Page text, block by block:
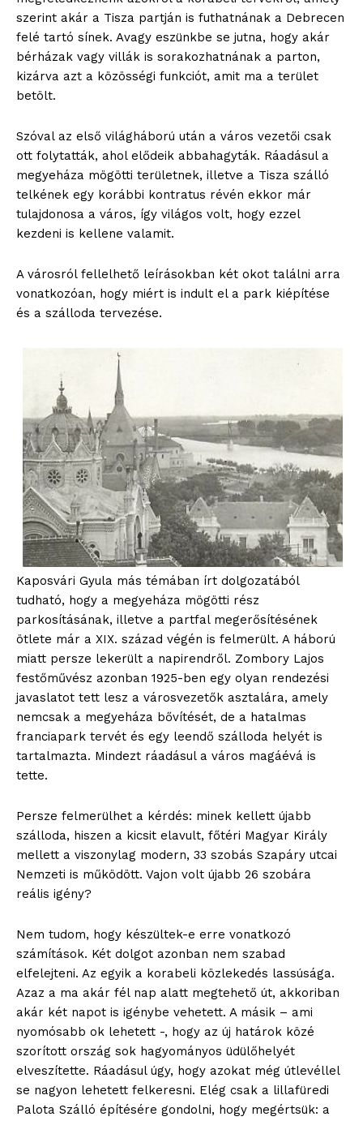
szerint akár a Tisza partján is futhatnának a Debrecen
felé tartó sínek. Avagy eszünkbe se jutna, hogy akár
bérházak vagy villák is sorakozhatnának a parton,
kizárva azt a közösségi funkciót, amit ma a terület
betölt.
Szóval az első világháború után a város vezetői csak
ott folytatták, ahol elődeik abbahagyták. Ráadásul a
megyeháza mögötti területnek, illetve a Tisza szálló
telkének egy korábbi kontratus révén ekkor már
tulajdonosa a város, így világos volt, hogy ezzel
kezdeni is kellene valamit.
A városról fellelhető leírásokban két okot találni arra
vonatkozóan, hogy miért is indult el a park kiépítése
és a szálloda tervezése.
Kaposvári Gyula más témában írt dolgozatából
tudható, hogy a megyeháza mögötti rész
parkosításának, illetve a partfal megerősítésének
ötlete már a XIX. század végén is felmerült. A háború
miatt persze lekerült a napirendről. Zombory Lajos
festőművész azonban 1925-ben egy olyan rendezési
javaslatot tett lesz a városvezetők asztalára, amely
nemcsak a megyeháza bővítését, de a hatalmas
franciapark tervét és egy leendő szálloda helyét is
tartalmazta. Mindezt ráadásul a város magáévá is
tette.
Persze felmerülhet a kérdés: minek kellett újabb
szálloda, hiszen a kicsit elavult, főtéri Magyar Király
mellett a viszonylag modern, 33 szobás Szapáry utcai
Nemzeti is működött. Vajon volt újabb 26 szobára
reális igény?
Nem tudom, hogy készültek-e erre vonatkozó
számítások. Két dolgot azonban nem szabad
elfelejteni. Az egyik a korabeli közlekedés lassúsága.
Azaz a ma akár fél nap alatt megtehető út, akkoriban
akár két napot is igénybe vehetett. A másik – ami
nyomósabb ok lehetett -, hogy az új határok közé
szorított ország sok hagyományos üdülőhelyét
elveszítette. Ráadásul úgy, hogy azokat még útlevéllel
se nagyon lehetett felkeresni. Elég csak a lillafüredi
Palota Szálló építésére gondolni, hogy megértsük: a